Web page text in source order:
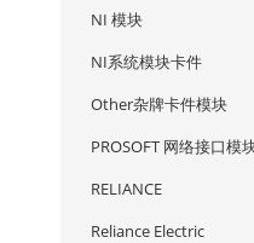
NI 模块
NI系统模块卡件
Other杂牌卡件模块
PROSOFT 网络接口模
RELIANCE
Reliance Electric